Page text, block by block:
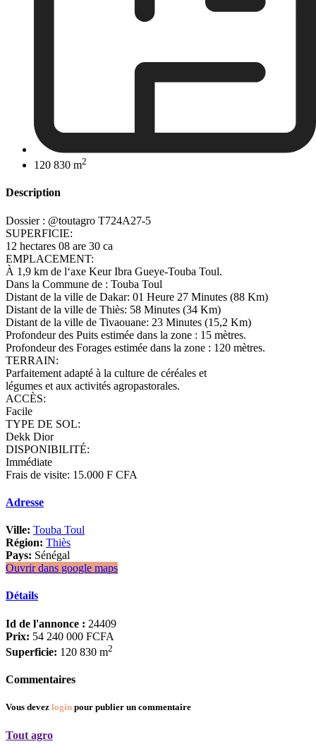
120 830 m2
Description
Dossier : @toutagro T724A27-5
SUPERFICIE:
12 hectares 08 are 30 ca
EMPLACEMENT:
À 1,9 km de l‘axe Keur Ibra Gueye-Touba Toul.
Dans la Commune de : Touba Toul
Distant de la ville de Dakar: 01 Heure 27 Minutes (88 Km)
Distant de la ville de Thiès: 58 Minutes (34 Km)
Distant de la ville de Tivaouane: 23 Minutes (15,2 Km)
Profondeur des Puits estimée dans la zone : 15 mètres.
Profondeur des Forages estimée dans la zone : 120 mètres.
TERRAIN:
Parfaitement adapté à la culture de céréales et
légumes et aux activités agropastorales.
ACCÈS:
Facile
TYPE DE SOL:
Dekk Dior
DISPONIBILITÉ:
Immédiate
Frais de visite: 15.000 F CFA
Adresse
Ville: Touba Toul
Région: Thiès
Pays: Sénégal
Ouvrir dans google maps
Détails
Id de l'annonce : 24409
Prix: 54 240 000 FCFA
Superficie: 120 830 m2
Commentaires
Vous devez login pour publier un commentaire
Tout agro